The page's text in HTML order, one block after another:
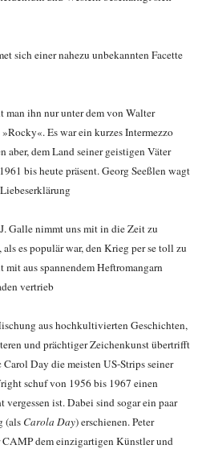
sich einer nahezu unbekannten Facette
man ihn nur unter dem von Walter
Es war ein kurzes Intermezzo
aber, dem Land seiner geistigen Väter
bis heute präsent. Georg Seeßlen wagt
Galle nimmt uns mit in die Zeit zu
, als es populär war, den Krieg per se toll zu
aus spannendem Heftromangarn
vertrieb
aus hochkultivierten Geschichten,
und prächtiger Zeichenkunst übertrifft
Day die meisten US-Strips seiner
schuf von 1956 bis 1967 einen
vergessen ist. Dabei sind sogar ein paar
(als Carola Day) erschienen. Peter
dem einzigartigen Künstler und